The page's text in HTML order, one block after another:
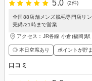
5.0
(2件)
全国88店舗メンズ脱毛専門店リ
完備/21時まで営業
アクセス：JR各線 小倉(福岡)駅
◎ 本日空席あり ポイントが貯
口コミ